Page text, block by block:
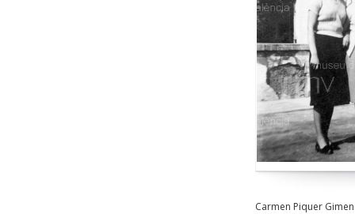
Carmen Piquer